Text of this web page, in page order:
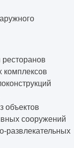
комплексов
объектов
сооружений
развлекательных